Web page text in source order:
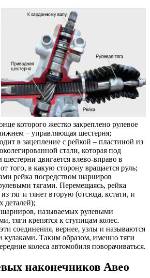
которого жестко закреплено рулевое
– управляющая шестерня;
в зацепление с рейкой – пластиной из
стали, которая под
шестерни двигается влево-вправо в
того, в какую сторону вращается руль;
рейка посредством шарниров
тягами. Перемещаясь, рейка
тяг и тянет вторую (отсюда, кстати, и
деталей);
шарниров, называемых рулевыми
тяги крепятся к ступицам колес.
соединения, вернее, узлы и называются
кулаками. Таким образом, именно тяги
колеса автомобиля поворачиваться.
наконечников Авео